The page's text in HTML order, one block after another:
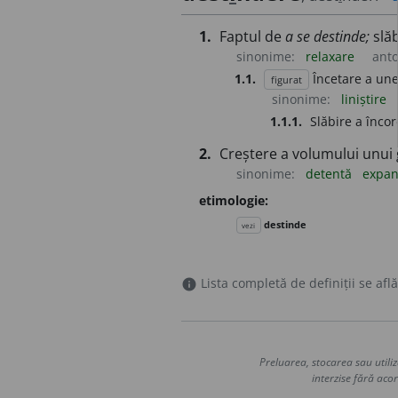
1. Faptul de a se destinde;
sinonime: relaxare
1.1.
figurat
Încetare a
sinonime:
liniștire
1.1.1. Slăbire a
2. Creștere a volumului unui
sinonime: detentă
etimologie:
vezi destinde
info Lista completă de definiții se
Preluarea, stocarea sau
interzise fără